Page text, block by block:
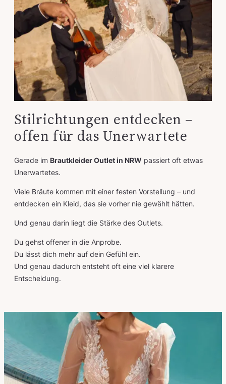
Stilrichtungen entdecken –
offen für das Unerwartete
Gerade im Brautkleider Outlet in NRW passiert oft etwas
Unerwartetes.
Viele Bräute kommen mit einer festen Vorstellung – und
entdecken ein Kleid, das sie vorher nie gewählt hätten.
Und genau darin liegt die Stärke des Outlets.
Du gehst offener in die Anprobe.
Du lässt dich mehr auf dein Gefühl ein.
Und genau dadurch entsteht oft eine viel klarere
Entscheidung.